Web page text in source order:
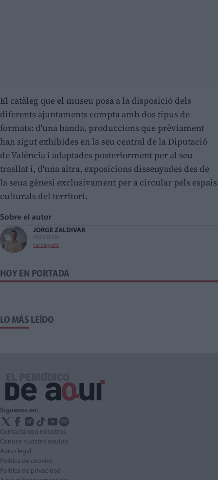
El catàleg que el museu posa a la disposició dels
diferents ajuntaments compta amb dos tipus de
formats: d'una banda, produccions que prèviament
han sigut exhibides en la seu central de la Diputació
de València i adaptades posteriorment per al seu
trasllat i, d'una altra, exposicions dissenyades des de
la seua gènesi exclusivament per a circular pels espais
culturals del territori.
Sobre el autor
JORGE ZALDIVAR
PERIODISTA
Ver biografía
HOY EN PORTADA
LO MÁS LEÍDO
Síguenos en:
Contacta con nosotros
Conoce nuestro equipo
Aviso legal
Política de cookies
Política de privacidad